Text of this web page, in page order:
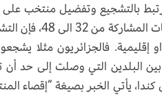
بالتشجيع وتفضيل منتخب على
وإذا كانت هذه النسخة قد سمحت بمشاركة 8 منتخبات عربية، بعد رفع عدد
فالجزائريون مثلا
البلدين التي وصلت إلى حد أن
يأتي الخبر بصيغة “إقصاء